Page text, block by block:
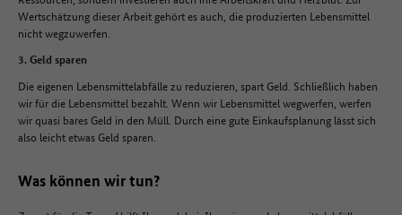
Wertschätzung dieser Arbeit gehört es auch, die produzierten Lebensmittel
nicht wegzuwerfen.
3. Geld sparen
Die eigenen Lebensmittelabfälle zu reduzieren, spart Geld. Schließlich haben
wir für die Lebensmittel bezahlt. Wenn wir Lebensmittel wegwerfen, werfen
wir quasi bares Geld in den Müll. Durch eine gute Einkaufsplanung lässt sich
also leicht etwas Geld sparen.
Was können wir tun?